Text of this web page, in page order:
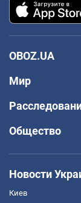
OBOZ.UA
Мир
Общество
Новости
Киев